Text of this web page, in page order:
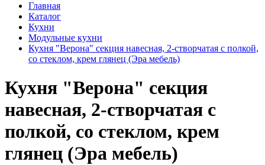
Главная
Каталог
Кухни
Модульные кухни
Кухня "Верона" секция навесная, 2-створчатая с полкой,
со стеклом, крем глянец (Эра мебель)
Кухня "Верона" секция
навесная, 2-створчатая с
полкой, со стеклом, крем
глянец (Эра мебель)